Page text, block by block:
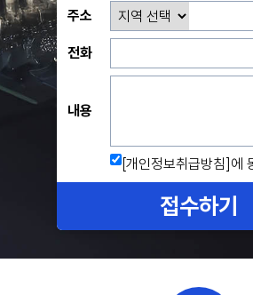
주소
전화
내용
[개인정보취급방침] 에
접수하기